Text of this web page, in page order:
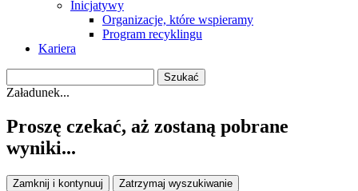
Inicjatywy
Organizacje, które wspieramy
Program recyklingu
Kariera
Załadunek...
Proszę czekać, aż zostaną pobrane
wyniki...
Zamknij i kontynuuj Zatrzymaj wyszukiwanie